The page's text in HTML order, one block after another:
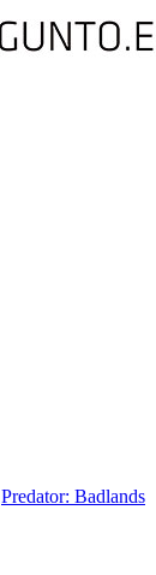
Predator: Badlands